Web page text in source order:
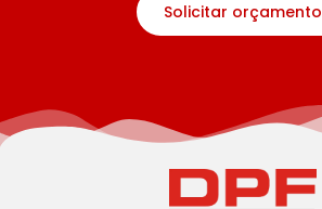
Solicitar orçamento